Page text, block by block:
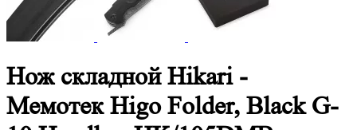
Нож складной Hikari -
Мемотек Higo Folder, Black G-